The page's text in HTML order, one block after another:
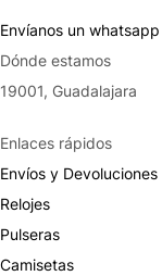
Envíanos un whatsapp
Dónde estamos
19001, Guadalajara
Enlaces rápidos
Envíos y Devoluciones
Relojes
Pulseras
Camisetas